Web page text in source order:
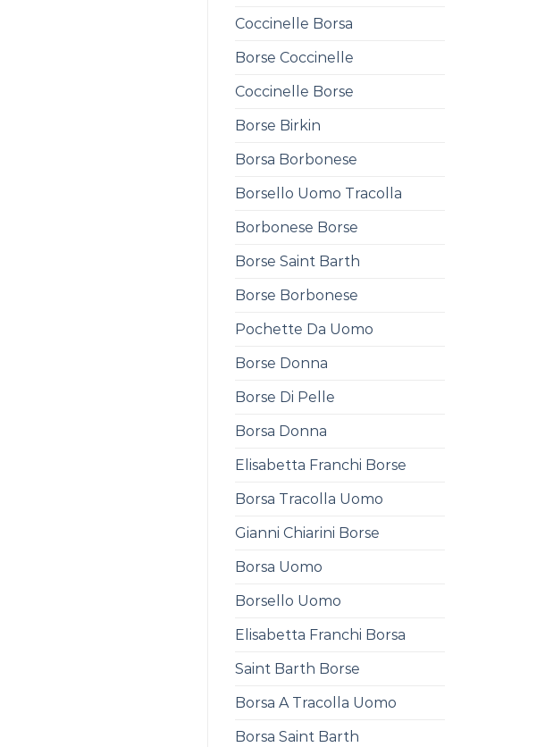
Coccinelle Borsa
Borse Coccinelle
Coccinelle Borse
Borse Birkin
Borsa Borbonese
Borsello Uomo Tracolla
Borbonese Borse
Borse Saint Barth
Borse Borbonese
Pochette Da Uomo
Borse Donna
Borse Di Pelle
Borsa Donna
Elisabetta Franchi Borse
Borsa Tracolla Uomo
Gianni Chiarini Borse
Borsa Uomo
Borsello Uomo
Elisabetta Franchi Borsa
Saint Barth Borse
Borsa A Tracolla Uomo
Borsa Saint Barth